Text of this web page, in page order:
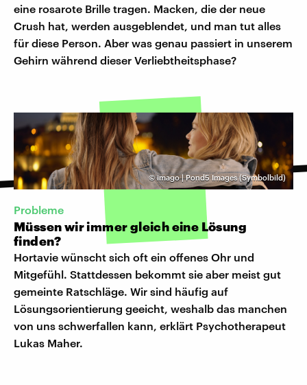
eine rosarote Brille tragen. Macken, die der neue
Crush hat, werden ausgeblendet, und man tut alles
für diese Person. Aber was genau passiert in unserem
Gehirn während dieser Verliebtheitsphase?
©imago | Pond5 Images (Symbolbild)
Probleme
Müssen wir immer gleich eine Lösung
finden?
Hortavie wünscht sich oft ein offenes Ohr und
Mitgefühl. Stattdessen bekommt sie aber meist gut
gemeinte Ratschläge. Wir sind häufig auf
Lösungsorientierung geeicht, weshalb das manchen
von uns schwerfallen kann, erklärt Psychotherapeut
Lukas Maher.